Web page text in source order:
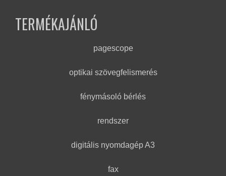
TERMÉKAJÁNLÓ
pagescope
optikai szövegfelismerés
fénymásoló bérlés
rendszer
digitális nyomdagép A3
fax